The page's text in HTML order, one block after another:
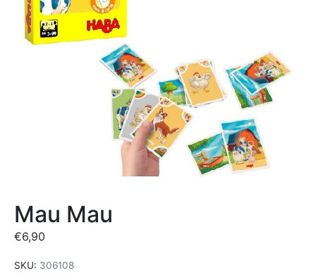
Mau Mau
€6,90
SKU: 306108